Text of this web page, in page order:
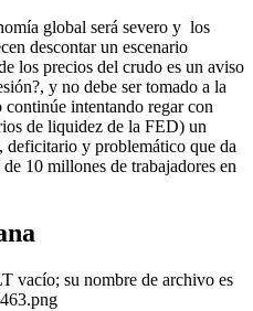
global será severo y los
descontar un escenario
los precios del crudo es un aviso
y no debe ser tomado a la
intentando regar con
de liquidez de la FED) un
deficitario y problemático que da
10 millones de trabajadores en